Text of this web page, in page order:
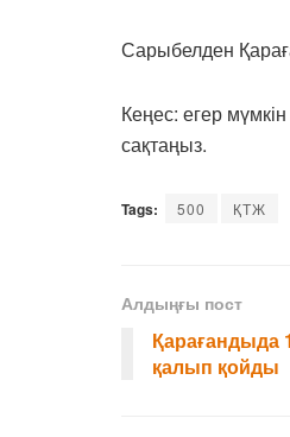
Сарыбелден
Кеңес: егер
сақтаңыз.
Tags: 500 ҚТЖ
Алдыңғы пост
Қарағандыда
қалып қойды